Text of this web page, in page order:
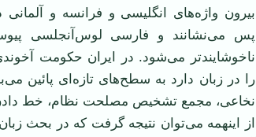
بیرون واژه‌های انگلیسی و فرانسه و آلمانی
پس می‌نشانند و فارسی لوس‌آنجلسی
ناخوشایندتر می‌شود. در ایران حکومت
را در زبان دارد به سطح‌های تازه‌ای پائین
نخاعی، مجمع تشخیص مصلحت نظام، خط
از اینهمه می‌توان نتیجه گرفت که در بحث